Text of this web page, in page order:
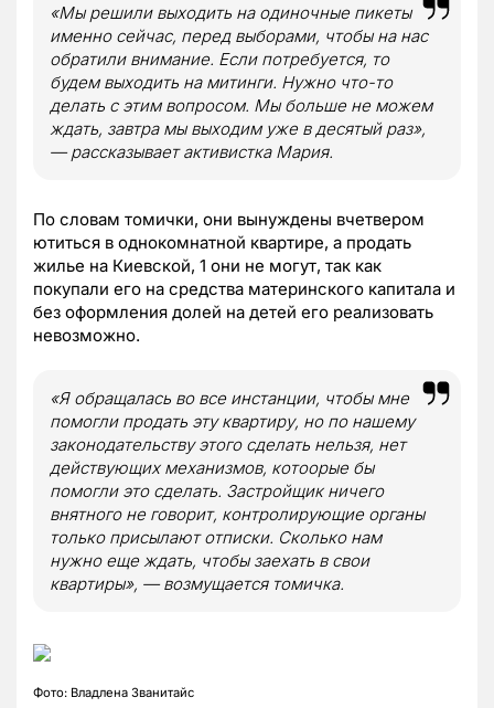
«Мы решили выходить на одиночные пикеты
именно сейчас, перед выборами, чтобы на нас
обратили внимание. Если потребуется, то
будем выходить на митинги. Нужно что-то
делать с этим вопросом. Мы больше не можем
ждать, завтра мы выходим уже в десятый раз»,
— рассказывает активистка Мария.
По словам томички, они вынуждены вчетвером
ютиться в однокомнатной квартире, а продать
жилье на Киевской, 1 они не могут, так как
покупали его на средства материнского капитала и
без оформления долей на детей его реализовать
невозможно.
«Я обращалась во все инстанции, чтобы мне
помогли продать эту квартиру, но по нашему
законодательству этого сделать нельзя, нет
действующих механизмов, котоорые бы
помогли это сделать. Застройщик ничего
внятного не говорит, контролирующие органы
только присылают отписки. Сколько нам
нужно еще ждать, чтобы заехать в свои
квартиры», — возмущается томичка.
Фото: Владлена Званитайс